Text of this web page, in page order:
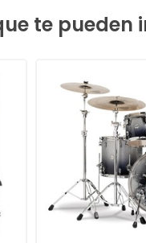
te pueden